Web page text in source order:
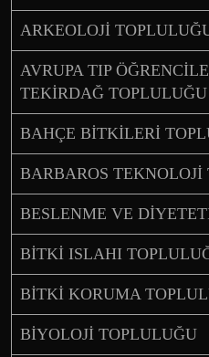
ARKEOLOJİ
AVRUPA TIP
TEKİRDAĞ TOPLULUĞU
BAHÇE BİTKİLERİ
BARBAROS TEKNOLOJİ
BESLENME VE
BİTKİ ISLAHI
BİTKİ KORUMA
BİYOLOJİ TOPLULUĞU